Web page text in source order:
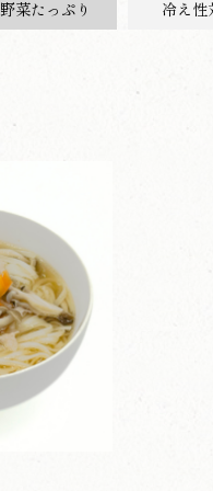
野菜たっぷり 冷え性